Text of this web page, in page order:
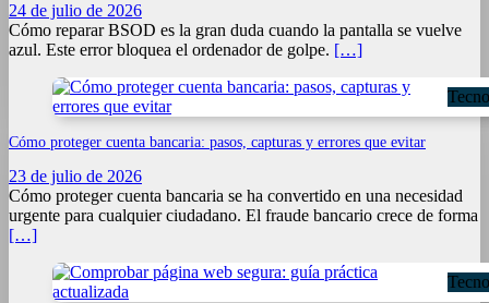
24 de julio de 2026
Cómo reparar BSOD es la gran duda cuando la pantalla se vuelve
azul. Este error bloquea el ordenador de golpe. […]
Cómo proteger cuenta bancaria: pasos, capturas y errores que evitar
23 de julio de 2026
Cómo proteger cuenta bancaria se ha convertido en una necesidad
urgente para cualquier ciudadano. El fraude bancario crece de forma
[…]